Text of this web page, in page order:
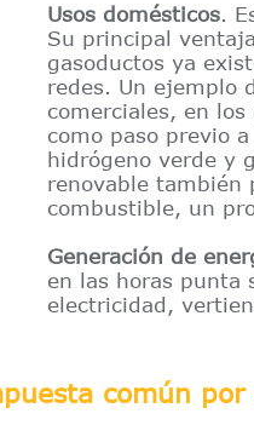
Usos domésticos.
Su principal
gasoductos ya
redes. Un ejemplo
comerciales, en
como paso previo
hidrógeno verde y
renovable también
combustible, un
Generación de
en las horas punta
electricidad,
común